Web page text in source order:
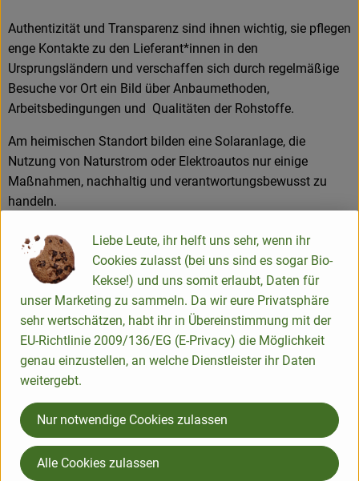
Authentizität und Transparenz sind ihnen wichtig, sie pflegen
enge Kontakte zu den Lieferant*innen in den
Ursprungsländern und verschaffen sich durch regelmäßige
Besuche vor Ort ein Bild über Anbaumethoden,
Arbeitsbedingungen und Qualitäten der Rohstoffe.
Am heimischen Standort bilden eine Solaranlage, die
Nutzung von Naturstrom oder Elektroautos nur einige
Maßnahmen, nachhaltig und verantwortungsbewusst zu
handeln.
Heimat: Bremen
Webseite:https://www.agava.bio/ueber-uns/philosophie/
Entdeckt Agava bei uns im
Sortiment:
Liebe Leute, ihr helft uns sehr, wenn ihr
Cookies zulasst (bei uns sind es sogar Bio-
Kekse!) und uns somit erlaubt, Daten für
unser Marketing zu sammeln. Da wir eure Privatsphäre
sehr wertschätzen, habt ihr in Übereinstimmung mit der
EU-Richtlinie 2009/136/EG (E-Privacy) die Möglichkeit
genau einzustellen, an welche Dienstleister ihr Daten
weitergebt.
Nur notwendige Cookies zulassen
Alle Cookies zulassen